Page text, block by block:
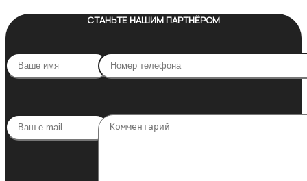
СТАНЬТЕ НАШИМ ПАРТНЁРОМ